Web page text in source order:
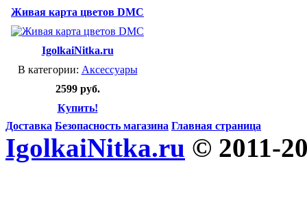
Живая карта цветов DMC
IgolkaiNitka.ru
В категории: Аксессуары
2599 руб.
Купить!
Доставка Безопасность магазина Главная страница
IgolkaiNitka.ru © 2011-